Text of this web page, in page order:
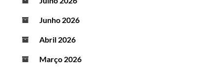
Junho 2026
Abril 2026
Março 2026